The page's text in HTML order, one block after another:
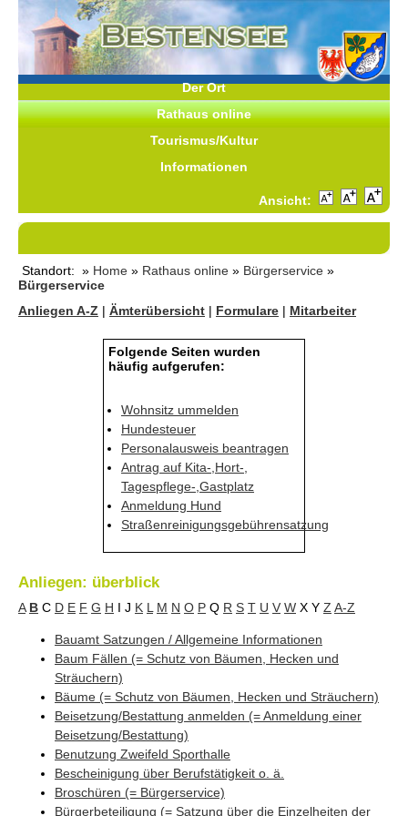
Der Ort
Rathaus online
Tourismus/Kultur
Informationen
Ansicht:
Standort: » Home » Rathaus online » Bürgerservice »
Bürgerservice
Anliegen A-Z | Ämterübersicht | Formulare | Mitarbeiter
Folgende Seiten wurden
häufig aufgerufen:
Wohnsitz ummelden
Hundesteuer
Personalausweis beantragen
Antrag auf Kita-,Hort-,
Tagespflege-,Gastplatz
Anmeldung Hund
Straßenreinigungsgebührensatzung
Anliegen: überblick
A B C D E F G H I J K L M N O P Q R S T U V W X Y Z A-Z
Bauamt Satzungen / Allgemeine Informationen
Baum Fällen (= Schutz von Bäumen, Hecken und
Sträuchern)
Bäume (= Schutz von Bäumen, Hecken und Sträuchern)
Beisetzung/Bestattung anmelden (= Anmeldung einer
Beisetzung/Bestattung)
Benutzung Zweifeld Sporthalle
Bescheinigung über Berufstätigkeit o. ä.
Broschüren (= Bürgerservice)
Bürgerbeteiligung (= Satzung über die Einzelheiten der